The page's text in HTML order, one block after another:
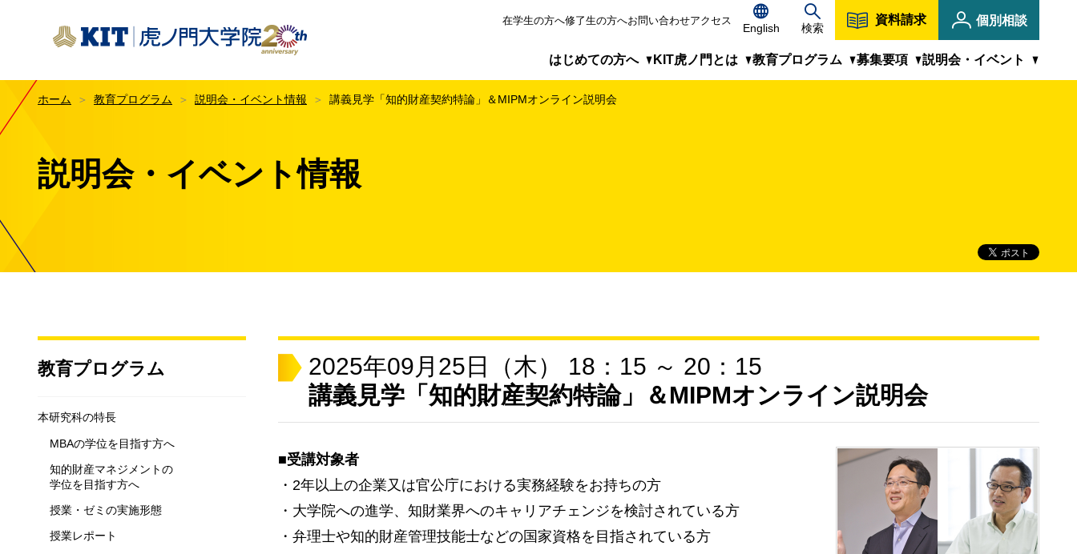
在学生の方へ修了生の方へお問い合わせアクセス
English 検索
資料請求 個別相談
はじめての方へ
イノベーションマネジメント研究科について
メディア掲載・特集ページ
フレキシブルな履修プラン
人気科目ピックアップ
KIT虎ノ門とは
交通アクセス
1科目から学べる科目等履修生制度
KIT虎ノ門ブログ
教育プログラム
授業レポート
専修科目（修士研究・ゼミ指導）
開講科目一覧
社会人学生の声＆プロフィール
募集要項（入学試験・納入金など）
CLOSE
募集要項 説明会・イベント
ホーム 教育プログラム 説明会・イベント情報 講義見学「知的財産契約特論」＆MIPMオンライン説明会
説明会・イベント情報
2025年09月25日（木） 18：15 ～ 20：15
講義見学「知的財産契約特論」＆MIPMオンライン説明会
■受講対象者
・2年以上の企業又は官公庁における実務経験をお持ちの方
・大学院への進学、知財業界へのキャリアチェンジを検討されている方
・弁理士や知的財産管理技能士などの国家資格を目指されている方
教育プログラム
本研究科の特長
MBAの学位を目指す方へ
知的財産マネジメントの
学位を目指す方へ
授業・ゼミの実施形態
授業レポート